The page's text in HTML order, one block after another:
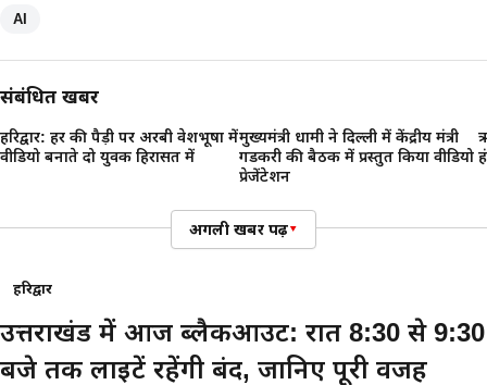
AI
संबंधित खबरें
हरिद्वार: हर की पैड़ी पर अरबी वेशभूषा में
वीडियो बनाते दो युवक हिरासत में
मुख्यमंत्री धामी ने दिल्ली में केंद्रीय मंत्री
गडकरी की बैठक में प्रस्तुत किया वीडियो
प्रेजेंटेशन
अगली खबर पढ़ें▾
हरिद्वार
उत्तराखंड में आज ब्लैकआउट: रात 8:30 से 9:30
बजे तक लाइटें रहेंगी बंद, जानिए पूरी वजह